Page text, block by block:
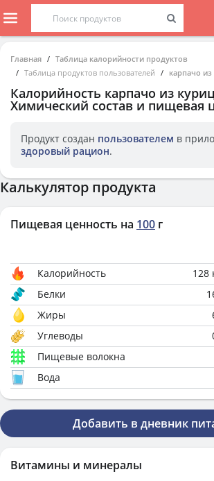
Главная
Таблица калорийности продуктов
Таблица продуктов пользователей
карпачо
Калорийность карпачо из
Химический состав и пищевая
Продукт создан пользователем в
здоровый рацион.
Калькулятор продукта
Пищевая ценность на 100 г
Калорийность 128
Белки
Жиры
Углеводы
Пищевые волокна
Вода
Добавить в дневник
Витамины и минералы